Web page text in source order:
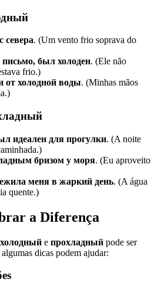
севера. (Um vento frio soprava do
был холоден. (Ele não
frio.)
от холодной воды. (Minhas mãos
идеален для прогулки. (A noite
бризом у моря. (Eu aproveito
меня в жаркий день. (A água
quente.)
a Diferença
холодный e прохладный pode ser
dicas podem ajudar: